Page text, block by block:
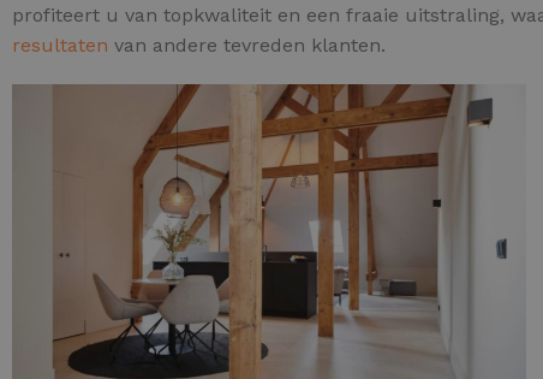
profiteert u van topkwaliteit en een fraaie uitstraling,
resultaten van andere tevreden klanten.